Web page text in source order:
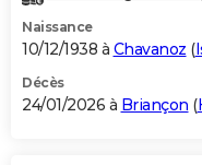
Dictionnaire
Biographies
Citations
Expressions
Proverbes
PROGRAMME TV
S'inscrire
Se connecter
Lycées
Collèges
Primaires
Universités
Entreprises
Service militaire
Avis de recherche
AVIS DE DÉCÈS
Naissance
10/12/1938 à Chavanoz (
Décès
24/01/2026 à Briançon (